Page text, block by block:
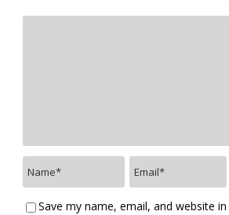
Save my name, email, and website